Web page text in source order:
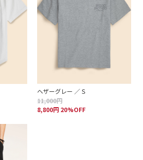
ヘザーグレー ／ S
11,000円
8,800円 20%OFF